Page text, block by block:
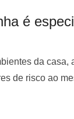
é
da casa,
de risco ao